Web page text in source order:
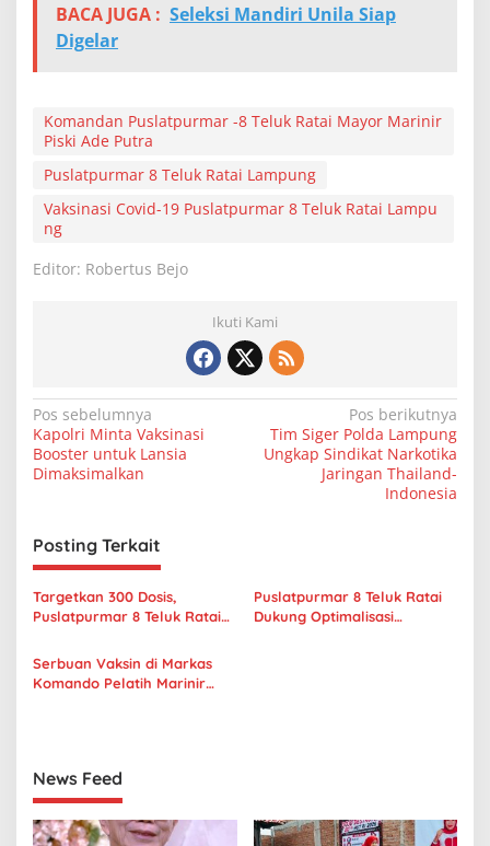
k
m
k
n
BACA JUGA : Seleksi Mandiri Unila Siap
Digelar
Komandan Puslatpurmar -8 Teluk Ratai Mayor Marinir
Piski Ade Putra
Puslatpurmar 8 Teluk Ratai Lampung
Vaksinasi Covid-19 Puslatpurmar 8 Teluk Ratai Lampu
ng
Editor: Robertus Bejo
Ikuti Kami
N
a
v
g
a
s
i
p
o
Pos sebelumnya
Kapolri Minta Vaksinasi
Booster untuk Lansia
Dimaksimalkan
Pos berikutnya
Tim Siger Polda Lampung
Ungkap Sindikat Narkotika
Jaringan Thailand-
Indonesia
Posting Terkait
Targetkan 300 Dosis,
Puslatpurmar 8 Teluk Ratai
Vaksinasi
Puslatpurmar 8 Teluk Ratai
Dukung Optimalisasi
Serbuan Vaksin di Markas
Komando Pelatih Marinir
News Feed